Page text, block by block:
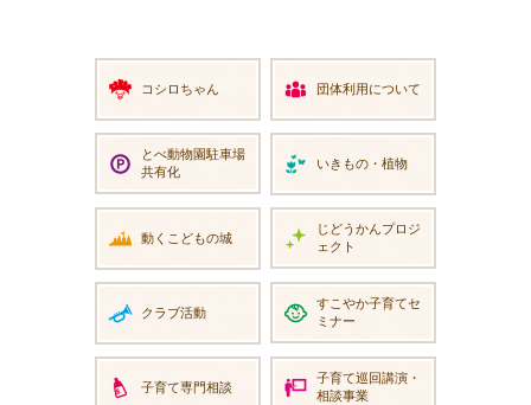
コシロちゃん 団体利用について
とべ動物園駐車場
共有化
いきもの・植物
動くこどもの城
じどうかんプロジ
ェクト
クラブ活動
すこやか子育てセ
ミナー
子育て専門相談
子育て巡回講演・
相談事業